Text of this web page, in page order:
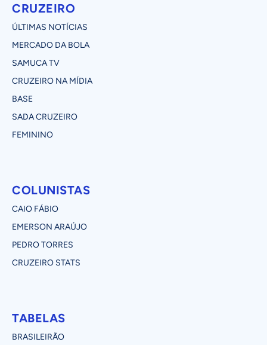
CRUZEIRO
ÚLTIMAS NOTÍCIAS
MERCADO DA BOLA
SAMUCA TV
CRUZEIRO NA MÍDIA
BASE
SADA CRUZEIRO
FEMININO
COLUNISTAS
CAIO FÁBIO
EMERSON ARAÚJO
PEDRO TORRES
CRUZEIRO STATS
TABELAS
BRASILEIRÃO